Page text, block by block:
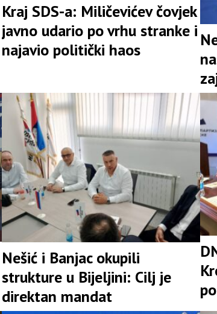
Kraj SDS-a: Miličevićev čovjek
javno udario po vrhu stranke i
najavio politički haos
Nešić i Banjac okupili
strukture u Bijeljini: Cilj je
direktan mandat